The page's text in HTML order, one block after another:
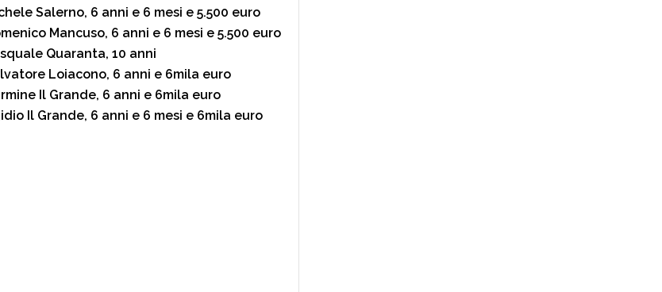
Salerno, 6 anni e 6 mesi e 5.500 euro
Mancuso, 6 anni e 6 mesi e 5.500 euro
Quaranta, 10 anni
Loiacono, 6 anni e 6mila euro
Il Grande, 6 anni e 6mila euro
Il Grande, 6 anni e 6 mesi e 6mila euro